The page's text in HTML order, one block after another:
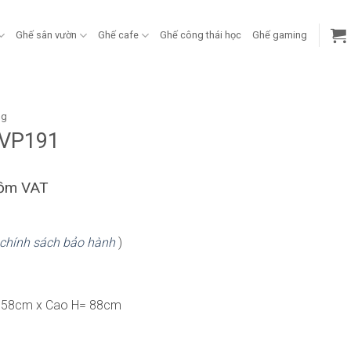
Ghế sân vườn Ghế cafe Ghế công thái học Ghế gaming
VAT
sách bảo hành)
x Cao H= 88cm